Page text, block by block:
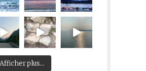
Afficher plus...